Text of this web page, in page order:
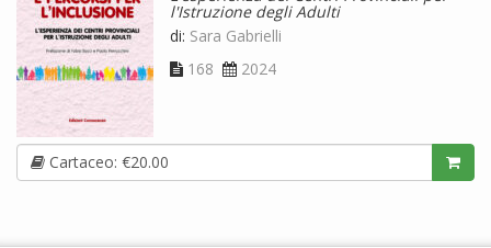
l'Istruzione degli Adulti
di: Sara Gabrielli
168
2024
Cartaceo: €20.00